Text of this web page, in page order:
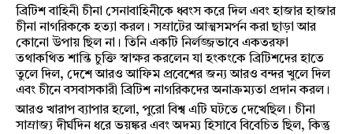
ব্রিটিশ বাহিনী চীনা সেনাবাহিনীকে ধ্বংস করে দিল এবং হাজার হাজার
চীনা নাগরিককে হত্যা করল। সম্রাটের আত্মসমর্পন করা ছাড়া আর
কোনো উপায় ছিল না। তিনি একটি নির্লজ্জভাবে একতরফা
তথাকথিত শান্তি চুক্তি স্বাক্ষর করলেন যা হংকংকে ব্রিটিশদের হাতে
তুলে দিল, দেশে আরও আফিম প্রবেশের জন্য আরও বন্দর খুলে দিল
এবং চীনে বসবাসকারী ব্রিটিশ নাগরিকদের অনাক্রম্যতা প্রদান করল।
আরও খারাপ ব্যাপার হলো, পুরো বিশ্ব এটি ঘটতে দেখেছিল। চীনা
সাম্রাজ্য দীর্ঘদিন ধরে ভয়ঙ্কর এবং অদম্য হিসাবে বিবেচিত ছিল, কিন্তু